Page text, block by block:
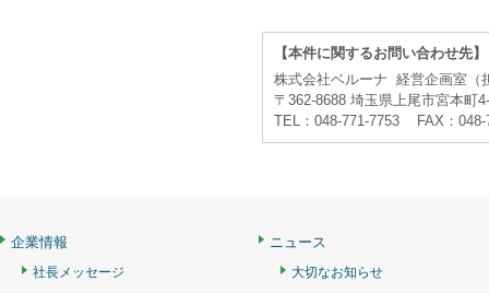
【本件に関するお問い合わせ先】
株式会社ベルーナ 経営企画室（
〒362-8688 埼玉県上尾市宮本町
TEL：048-771-7753 FAX：
企業情報
社長メッセージ
ニュース
大切なお知らせ